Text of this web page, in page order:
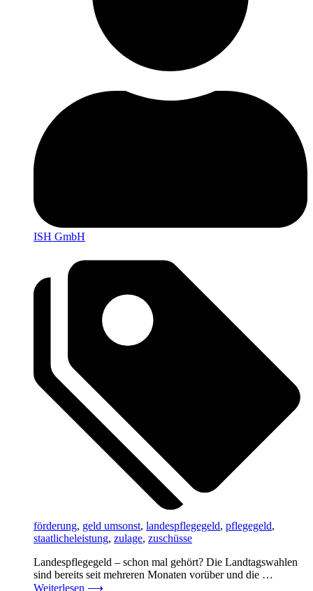
ISH GmbH
förderung, geld umsonst, landespflegegeld, pflegegeld,
staatlicheleistung, zulage, zuschüsse
Landespflegegeld – schon mal gehört? Die Landtagswahlen
sind bereits seit mehreren Monaten vorüber und die …
Weiterlesen ⟶